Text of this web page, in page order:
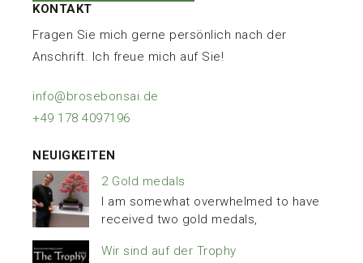
KONTAKT
Fragen Sie mich gerne persönlich nach der
Anschrift. Ich freue mich auf Sie!
info@brosebonsai.de
+49 178 4097196
NEUIGKEITEN
2 Gold medals
I am somewhat overwhelmed to have
received two gold medals,
Wir sind auf der Trophy